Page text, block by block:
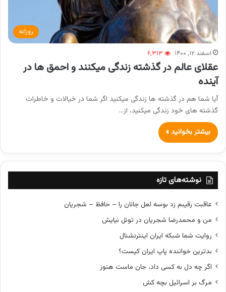
روزانه
اسفند ۱۲, ۱۴۰۰ ۶,۳۱۳
عقلای عالم در گذشته زندگی میکنند و احمق ها در
آینده
آیا شما هم در گذشته ها زندگی میکنید اگر شما در خیالات و خاطرات
گذشته های خود زندگی میکنید، از…
بیشتر بخوانید »
نوشته‌های تازه
عاقبت رقیبم زد بوسه لعل جانان را – حافظ – شجریان
من و محمدرضا شجریان در تونل نیایش
روایت شما شبکه ایران اینترنشنال
بدترین خواننده پاپ ایران کیست؟
اگر چه دل به کسی داد، جان ماست هنوز
مرگ بر اسرائیل بچه کش